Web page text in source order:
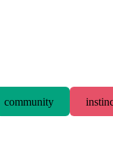
community